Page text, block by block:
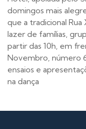
domingos mais
que a tradicional
lazer de famílias,
partir das 10h, em
Novembro, número
ensaios e
na dança